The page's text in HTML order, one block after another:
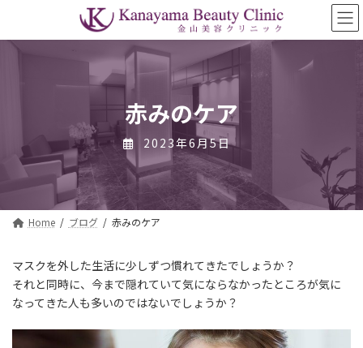
テ
ゲ
赤みのケア
2023年6月5日
Home ブログ 赤みのケア
マスクを外した生活に少しずつ慣れてきたでしょうか？
それと同時に、今まで隠れていて気にならなかったところが気に
なってきた人も多いのではないでしょうか？